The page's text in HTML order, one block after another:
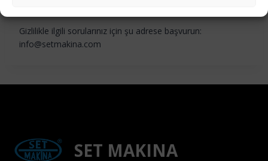
Gizlilikle ilgili sorularınız için şu adrese başvurun:
info@setmakina.com
SET MAKINA